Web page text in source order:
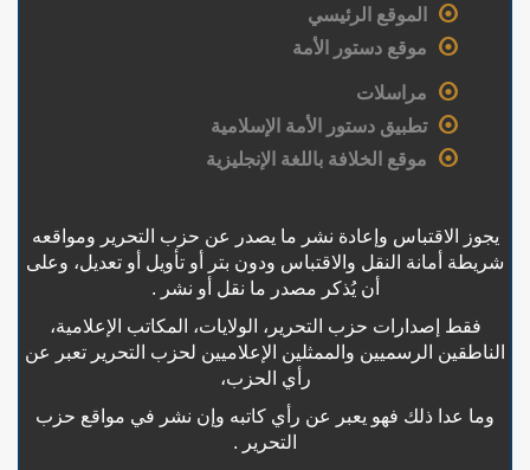
الموقع الرئيسي
موقع دستور الأمة
مراسلات
تطبيق دستور الأمة الإسلامية
موقع الخلافة باللغة الإنجليزية
يجوز الاقتباس وإعادة نشر ما يصدر عن حزب التحرير ومواقعه
شريطة أمانة النقل والاقتباس ودون بتر أو تأويل أو تعديل، وعلى
أن يُذكر مصدر ما نقل أو نشر .
فقط إصدارات حزب التحرير، الولايات، المكاتب الإعلامية،
الناطقين الرسميين والممثلين الإعلاميين لحزب التحرير تعبر عن
رأي الحزب،
وما عدا ذلك فهو يعبر عن رأي كاتبه وإن نشر في مواقع حزب
التحرير .